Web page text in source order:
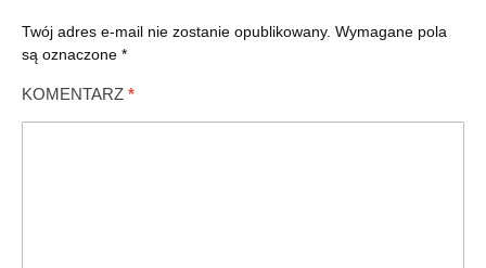
Twój adres e-mail nie zostanie opublikowany. Wymagane pola
są oznaczone *
KOMENTARZ *